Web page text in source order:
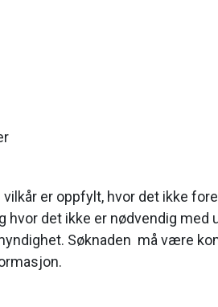
vilkår er oppfylt, hvor det ikke
hvor det ikke er nødvendig med
Søknaden må være